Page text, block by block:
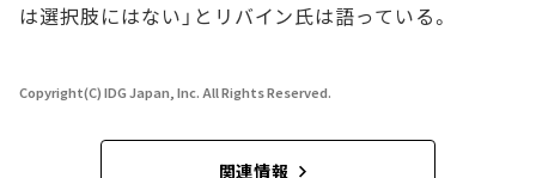
は選択肢にはない」とリバイン氏は語っている。
Copyright(C) IDG Japan, Inc. All Rights Reserved.
関連情報